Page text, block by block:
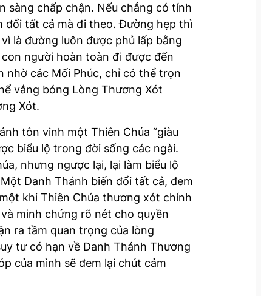
sàng chấp chận. Nếu chẳng có tính
đổi tất cả mà đi theo. Đường hẹp thì
là đường luôn được phủ lấp bằng
người hoàn toàn đi được đến
nhờ các Mối Phúc, chỉ có thể trọn
vắng bóng Lòng Thương Xót
Xót.
tôn vinh một Thiên Chúa “giàu
biểu lộ trong đời sống các ngài.
nhưng ngược lại, lại làm biểu lộ
Danh Thánh biến đổi tất cả, đem
khi Thiên Chúa thương xót chính
minh chứng rõ nét cho quyền
ra tầm quan trọng của lòng
tư có hạn về Danh Thánh Thương
của mình sẽ đem lại chút cảm